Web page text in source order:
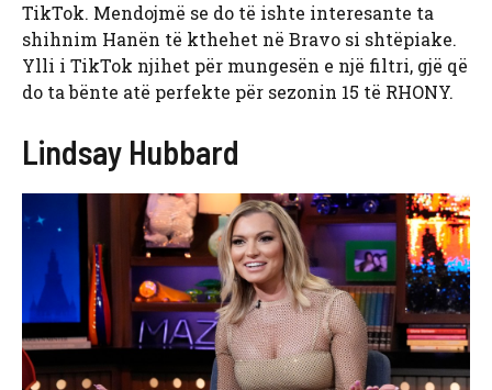
TikTok. Mendojmë se do të ishte interesante ta
shihnim Hanën të kthehet në Bravo si shtëpiake.
Ylli i TikTok njihet për mungesën e një filtri, gjë që
do ta bënte atë perfekte për sezonin 15 të RHONY.
Lindsay Hubbard